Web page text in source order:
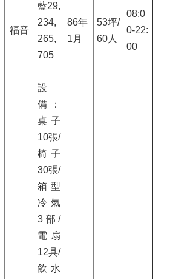
福音
藍29,
234,
265,
705
設
備：
桌子
10張/
椅子
30張/
箱型
冷氣
3 部/
電扇
12具/
飲水
86年
1 月
53坪/
60 人
08:0
0-22:
00